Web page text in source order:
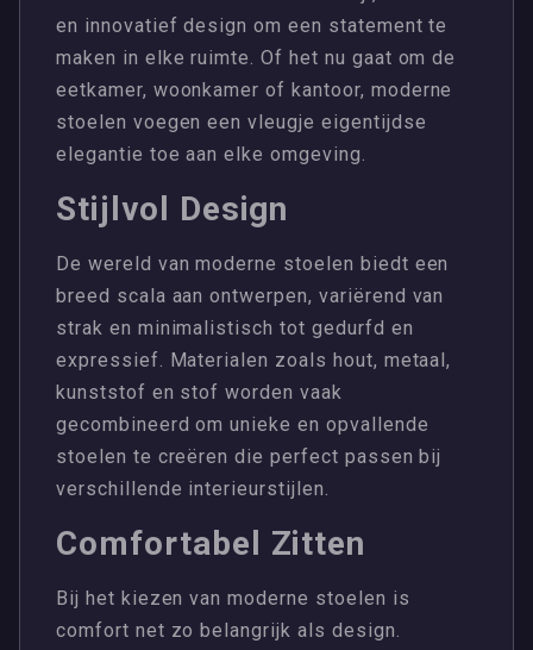
en innovatief design om een statement te
maken in elke ruimte. Of het nu gaat om de
eetkamer, woonkamer of kantoor, moderne
stoelen voegen een vleugje eigentijdse
elegantie toe aan elke omgeving.
Stijlvol Design
De wereld van moderne stoelen biedt een
breed scala aan ontwerpen, variërend van
strak en minimalistisch tot gedurfd en
expressief. Materialen zoals hout, metaal,
kunststof en stof worden vaak
gecombineerd om unieke en opvallende
stoelen te creëren die perfect passen bij
verschillende interieurstijlen.
Comfortabel Zitten
Bij het kiezen van moderne stoelen is
comfort net zo belangrijk als design.